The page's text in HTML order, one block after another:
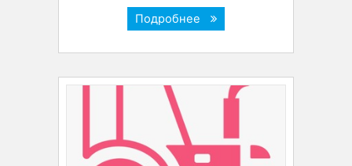
Подробнее